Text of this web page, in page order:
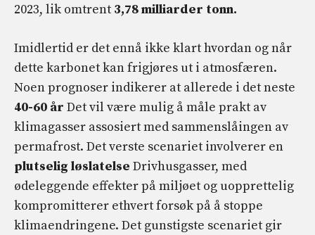
2023, lik omtrent 3,78 milliarder tonn.
Imidlertid er det ennå ikke klart hvordan og når
dette karbonet kan frigjøres ut i atmosfæren.
Noen prognoser indikerer at allerede i det neste
40-60 år Det vil være mulig å måle prakt av
klimagasser assosiert med sammenslåingen av
permafrost. Det verste scenariet involverer en
plutselig løslatelse Drivhusgasser, med
ødeleggende effekter på miljøet og uopprettelig
kompromitterer ethvert forsøk på å stoppe
klimaendringene. Det gunstigste scenariet gir